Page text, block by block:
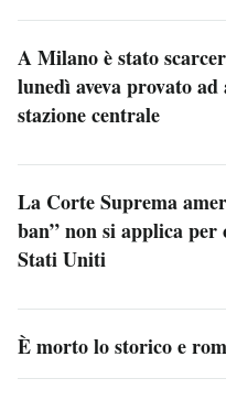
A Milano è stato
lunedì aveva provato
stazione centrale
La Corte Suprema
ban” non si applica
Stati Uniti
È morto lo storico e